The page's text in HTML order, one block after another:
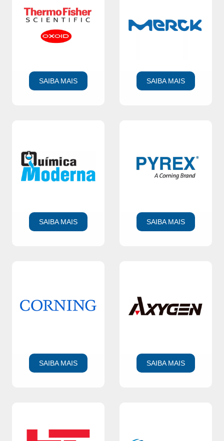
SAIBA MAIS SAIBA MAIS
SAIBA MAIS SAIBA MAIS
SAIBA MAIS SAIBA MAIS